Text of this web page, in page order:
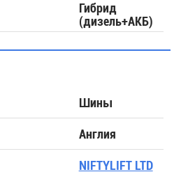
Гибрид
(дизель+АКБ)
Шины
Англия
NIFTYLIFT LTD